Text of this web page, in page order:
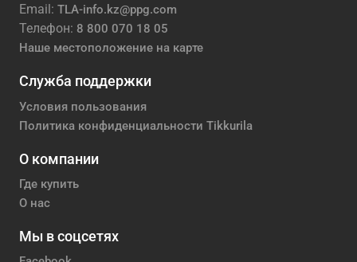
Email: TLA-info.kz@ppg.com
Телефон: 8 800 070 18 05
Наше местоположение на карте
Служба поддержки
Условия пользования
Политика конфиденциальности Tikkurila
О компании
Где купить
О нас
Мы в соцсетях